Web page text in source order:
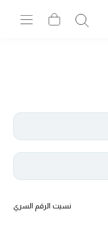
نسيت الرقم السري